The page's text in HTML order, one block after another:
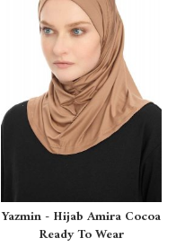
Yazmin - Hijab Amira Cocoa
Ready To Wear